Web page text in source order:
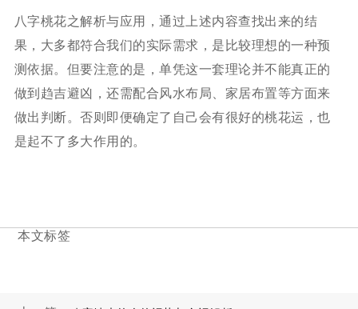
八字桃花之解析与应用，通过上述内容查找出来的结
果，大多都符合我们的实际需求，是比较理想的一种预
测依据。但要注意的是，单凭这一套理论并不能真正的
做到趋吉避凶，还需配合风水布局、家居布置等方面来
做出判断。否则即便确定了自己会有很好的桃花运，也
是起不了多大作用的。
本文标签